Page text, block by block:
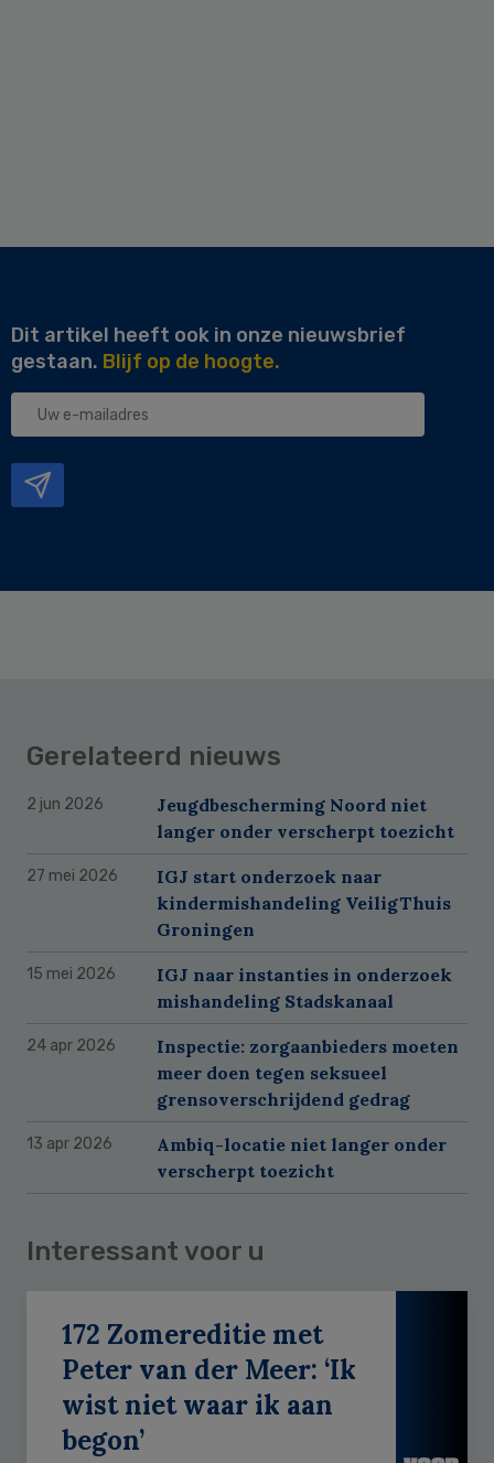
Dit artikel heeft ook in onze nieuwsbrief
gestaan. Blijf op de hoogte.
Uw
Gerelateerd nieuws
2 jun 2026
Jeugdbescherming Noord niet
langer onder verscherpt toezicht
27 mei 2026
IGJ start onderzoek naar
kindermishandeling VeiligThuis
Groningen
15 mei 2026
IGJ naar instanties in onderzoek
mishandeling Stadskanaal
24 apr 2026
Inspectie: zorgaanbieders moeten
meer doen tegen seksueel
grensoverschrijdend gedrag
13 apr 2026
Ambiq-locatie niet langer onder
verscherpt toezicht
Interessant voor u
172 Zomereditie met
Peter van der Meer: ‘Ik
wist niet waar ik aan
begon’